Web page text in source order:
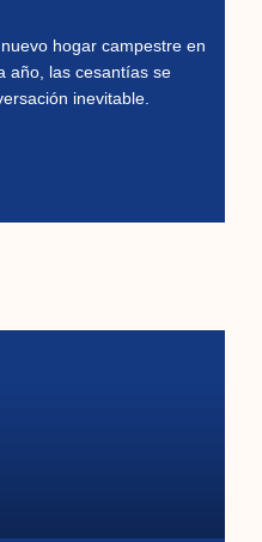
hogar campestre en
año, las cesantías se
inevitable.